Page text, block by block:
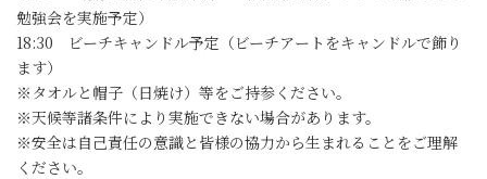
勉強会を実施予定）
18:30 ビーチキャンドル予定（ビーチアートをキャンドルで飾り
ます）
※タオルと帽子（日焼け）等をご持参ください。
※天候等諸条件により実施できない場合があります。
※安全は自己責任の意識と皆様の協力から生まれることをご理解
ください。